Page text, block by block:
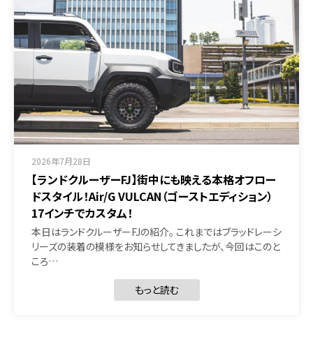
2026年7月28日
【ランドクルーザーFJ】街中にも映える本格オフロー
ドスタイル！Air/G VULCAN（ゴーストエディション）
17インチでカスタム！
本日はランドクルーザーFJの紹介。 これまではブラッドレーシ
リーズの装着の模様をお知らせしてきましたが、今回はこのと
ころ…
もっと読む